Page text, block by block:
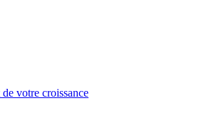
votre croissance